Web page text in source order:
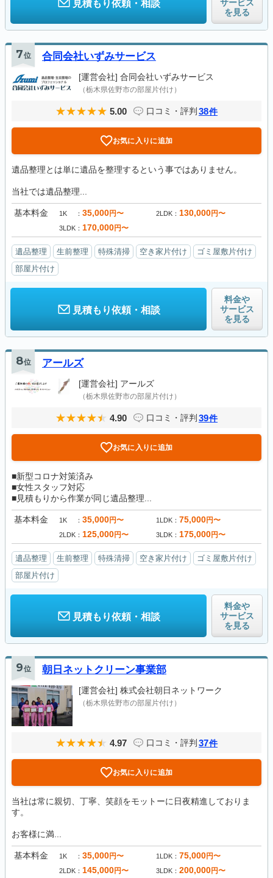
見積もり依頼・相談
サービス
を見る
7位 合同会社いずみサービス
[運営会社] 合同会社いずみサービス
（栃木県佐野市の部屋片付け）
5.00 口コミ・評判 38件
お気に入りに追加
遺品整理とは単に遺品を整理するという事ではありません。
当社では遺品整理...
基本料金 1K 35,000円〜 2LDK 130,000円〜
3LDK 170,000円〜
遺品整理 生前整理 特殊清掃 空き家片付け
ゴミ屋敷片付け
部屋片付け
見積もり依頼・相談
料金や
サービス
を見る
8位 アールズ
[運営会社] アールズ
（栃木県佐野市の部屋片付け）
4.90 口コミ・評判 39件
お気に入りに追加
■新型コロナ対策済み
■女性スタッフ対応
■見積もりから作業が同じ遺品整理...
基本料金 1K 35,000円〜 1LDK 75,000円〜
2LDK 125,000円〜 3LDK 175,000円〜
遺品整理 生前整理 特殊清掃 空き家片付け
ゴミ屋敷片付け
部屋片付け
見積もり依頼・相談
料金や
サービス
を見る
9位 朝日ネットクリーン事業部
[運営会社] 株式会社朝日ネットワーク
（栃木県佐野市の部屋片付け）
4.97 口コミ・評判 37件
お気に入りに追加
当社は常に親切、丁寧、笑顔をモットーに日夜精進しておりま
す。
お客様に満...
基本料金 1K 35,000円〜 1LDK 75,000円〜
2LDK 145,000円〜 3LDK 200,000円〜